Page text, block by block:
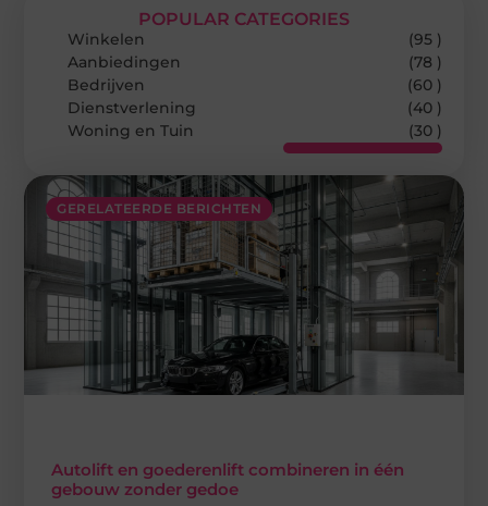
GERELATEERDE BERICHTEN
Autolift en goederenlift combineren in één
gebouw zonder gedoe
POPULAR CATEGORIES
Winkelen
(95 )
Aanbiedingen
(78 )
Bedrijven
(60 )
Dienstverlening
(40 )
Woning en Tuin
(30 )